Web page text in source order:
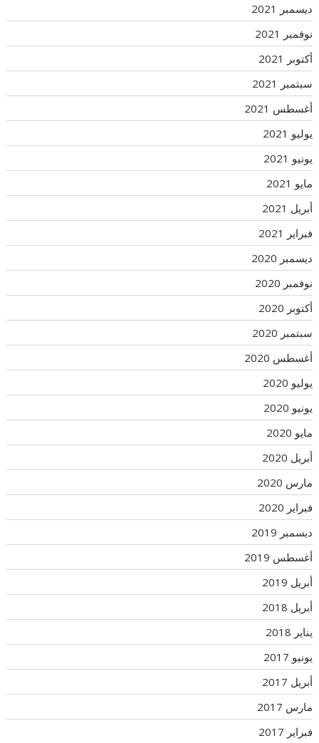
ديسمبر 2021
نوفمبر 2021
أكتوبر 2021
سبتمبر 2021
أغسطس 2021
يوليو 2021
يونيو 2021
مايو 2021
أبريل 2021
فبراير 2021
ديسمبر 2020
نوفمبر 2020
أكتوبر 2020
سبتمبر 2020
أغسطس 2020
يوليو 2020
يونيو 2020
مايو 2020
أبريل 2020
مارس 2020
فبراير 2020
ديسمبر 2019
أغسطس 2019
أبريل 2019
أبريل 2018
يناير 2018
يونيو 2017
أبريل 2017
مارس 2017
فبراير 2017